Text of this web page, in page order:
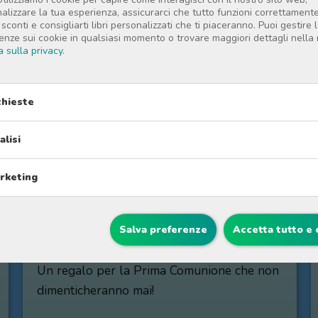
la tua esperienza, assicurarci che tutto funzioni
e consigliarti libri personalizzati che ti piaceranno. Puoi gestire
sui cookie in qualsiasi momento o trovare maggiori dettagli nella
sulla privacy.
Salva preferenze Accetta tutto e
Altri racconti di Materlu
La Mia Prima Comunione
Un regalo per la Prima Comunione che non
dimenticheranno mai!